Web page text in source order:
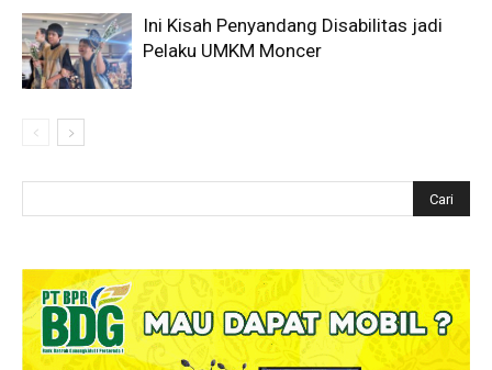
Ini Kisah Penyandang Disabilitas jadi
Pelaku UMKM Moncer